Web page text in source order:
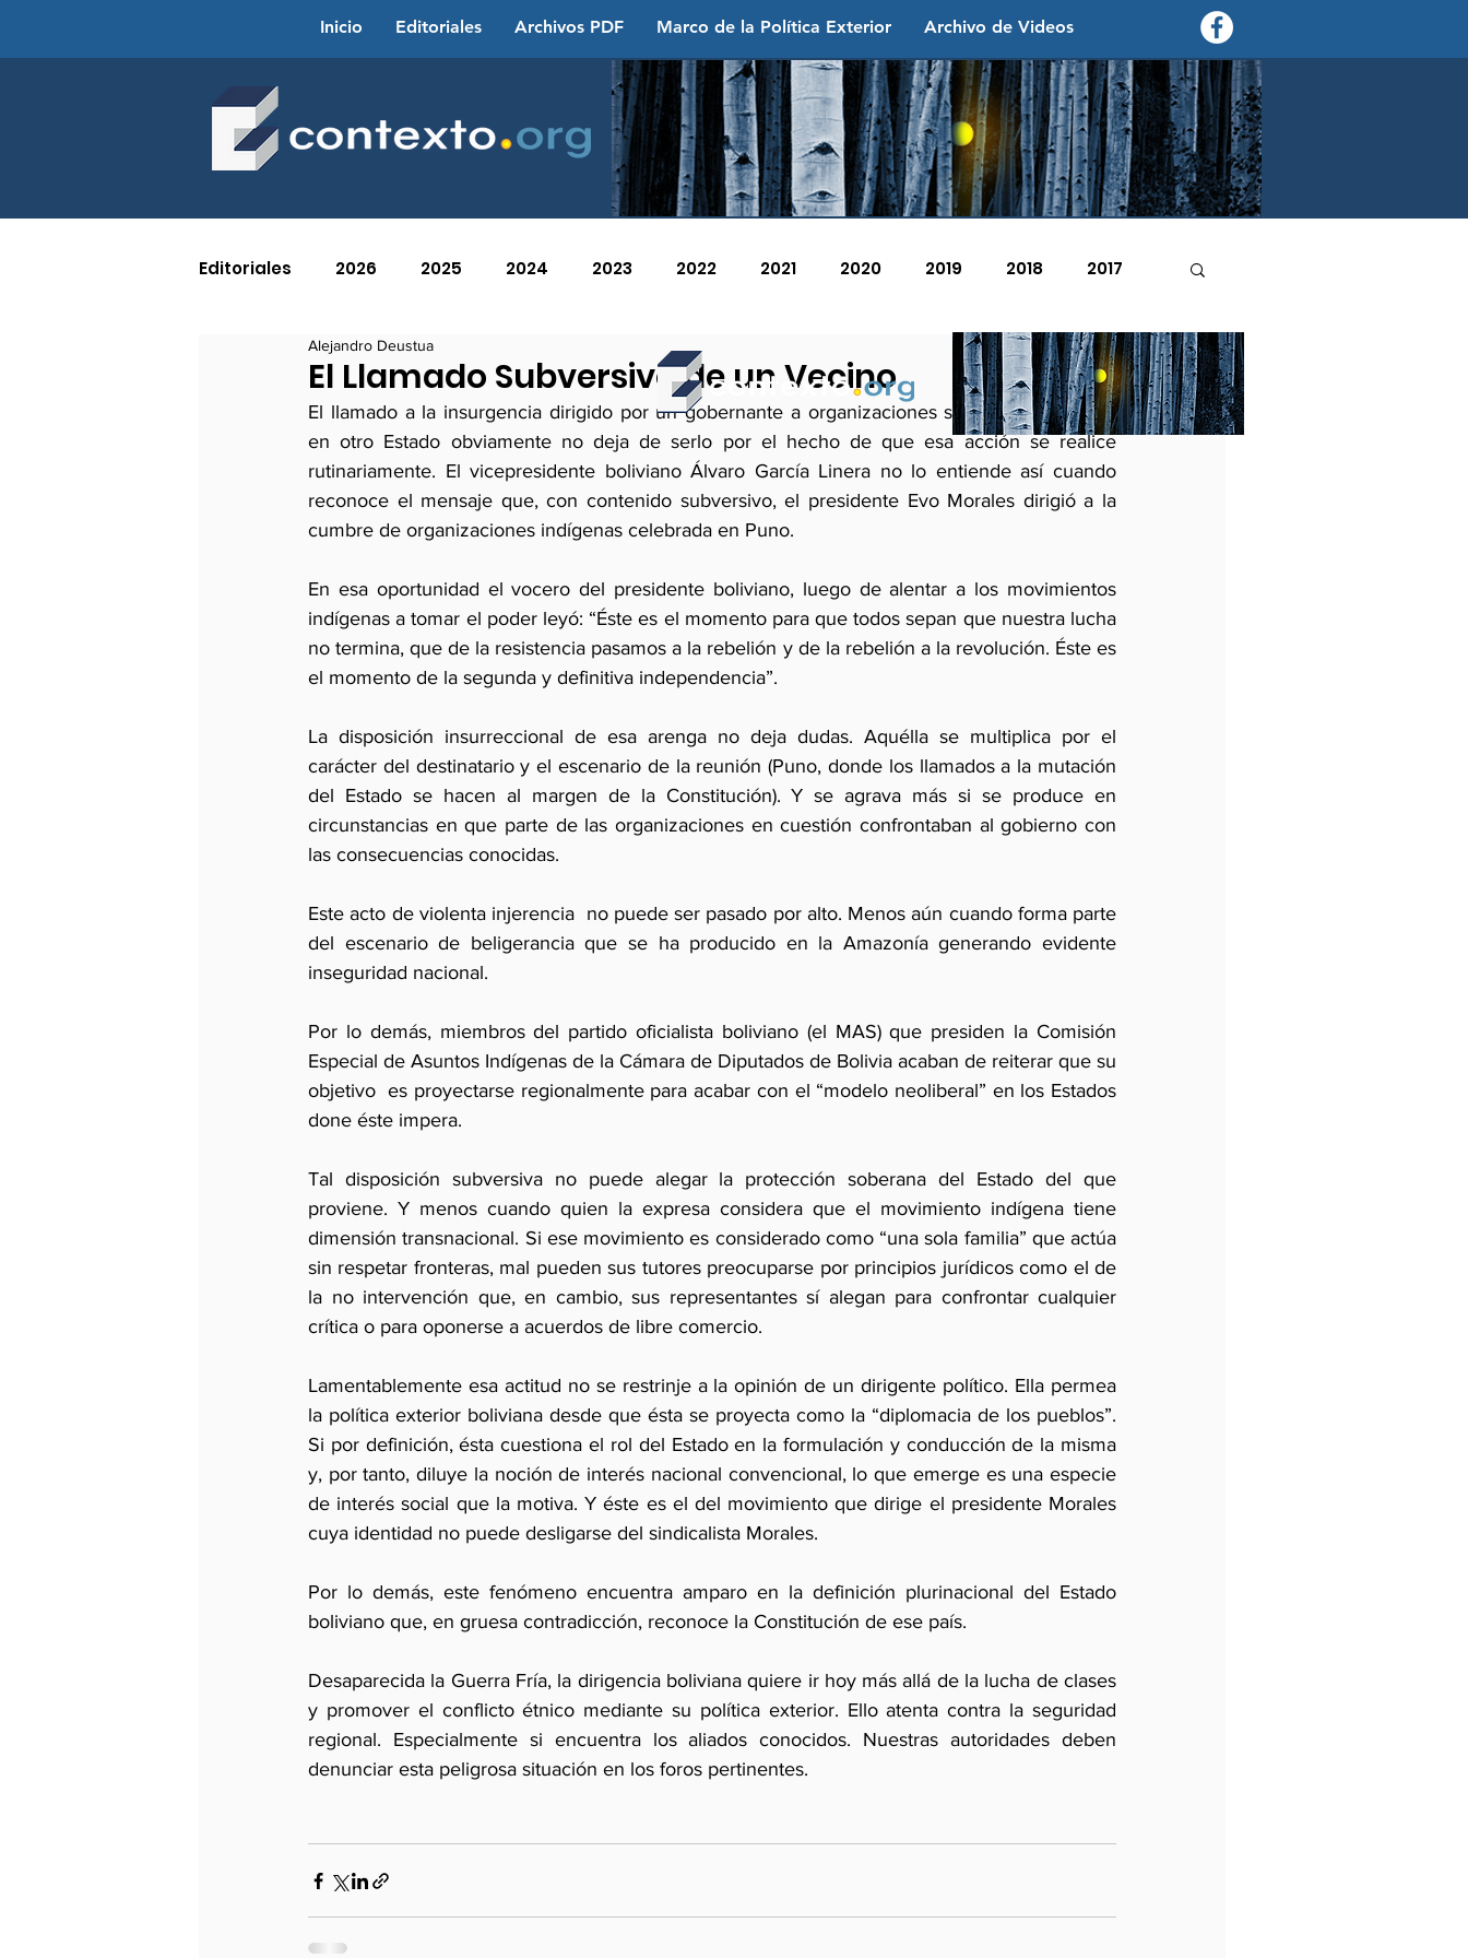
Inicio Editoriales Archivos PDF Marco de la Política Exterior Archivo de Videos
contexto - politica exterior
Editoriales 2026 2025 2024 2023 2022 2021 2020 2019 2018 2017
2015 2014 2011 2007 2006
2004 2003
El Llamado Subversivo de un Vecino
Alejandro Deustua
El llamado a la insurgencia dirigido por un gobernante a organizaciones sociales que actúan
en otro Estado obviamente no deja de serlo por el hecho de que esa acción se realice
rutinariamente. El vicepresidente boliviano Álvaro García Linera no lo entiende así cuando
reconoce el mensaje que, con contenido subversivo, el presidente Evo Morales dirigió a la
cumbre de organizaciones indígenas celebrada en Puno.
En esa oportunidad el vocero del presidente boliviano, luego de alentar a los movimientos
indígenas a tomar el poder leyó: “Éste es el momento para que todos sepan que nuestra lucha
no termina, que de la resistencia pasamos a la rebelión y de la rebelión a la revolución. Éste es
el momento de la segunda y definitiva independencia”.
La disposición insurreccional de esa arenga no deja dudas. Aquélla se multiplica por el
carácter del destinatario y el escenario de la reunión (Puno, donde los llamados a la mutación
del Estado se hacen al margen de la Constitución). Y se agrava más si se produce en
circunstancias en que parte de las organizaciones en cuestión confrontaban al gobierno con
las consecuencias conocidas.
Este acto de violenta injerencia  no puede ser pasado por alto. Menos aún cuando forma parte
del escenario de beligerancia que se ha producido en la Amazonía generando evidente
inseguridad nacional.
Por lo demás, miembros del partido oficialista boliviano (el MAS) que presiden la Comisión
Especial de Asuntos Indígenas de la Cámara de Diputados de Bolivia acaban de reiterar que su
objetivo  es proyectarse regionalmente para acabar con el “modelo neoliberal” en los Estados
done éste impera.
Tal disposición subversiva no puede alegar la protección soberana del Estado del que
proviene. Y menos cuando quien la expresa considera que el movimiento indígena tiene
dimensión transnacional. Si ese movimiento es considerado como “una sola familia” que actúa
sin respetar fronteras, mal pueden sus tutores preocuparse por principios jurídicos como el de
la no intervención que, en cambio, sus representantes sí alegan para confrontar cualquier
crítica o para oponerse a acuerdos de libre comercio.
Lamentablemente esa actitud no se restrinje a la opinión de un dirigente político. Ella permea
la política exterior boliviana desde que ésta se proyecta como la “diplomacia de los pueblos”.
Si por definición, ésta cuestiona el rol del Estado en la formulación y conducción de la misma
y, por tanto, diluye la noción de interés nacional convencional, lo que emerge es una especie
de interés social que la motiva. Y éste es el del movimiento que dirige el presidente Morales
cuya identidad no puede desligarse del sindicalista Morales.
Por lo demás, este fenómeno encuentra amparo en la definición plurinacional del Estado
boliviano que, en gruesa contradicción, reconoce la Constitución de ese país.
Desaparecida la Guerra Fría, la dirigencia boliviana quiere ir hoy más allá de la lucha de clases
y promover el conflicto étnico mediante su política exterior. Ello atenta contra la seguridad
regional. Especialmente si encuentra los aliados conocidos. Nuestras autoridades deben
denunciar esta peligrosa situación en los foros pertinentes.